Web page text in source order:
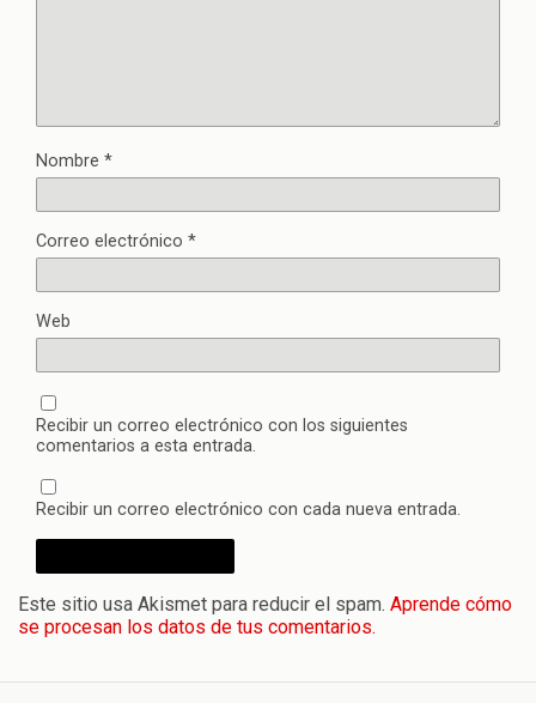
Nombre *
Correo electrónico *
Web
Recibir un correo electrónico con los siguientes
comentarios a esta entrada.
Recibir un correo electrónico con cada nueva entrada.
Este sitio usa Akismet para reducir el spam. Aprende cómo
se procesan los datos de tus comentarios.